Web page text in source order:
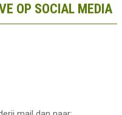
OP SOCIAL MEDIA